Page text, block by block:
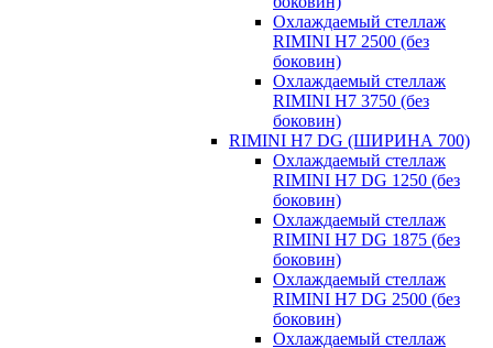
Охлаждаемый стеллаж
RIMINI H7 2500 (без
боковин)
Охлаждаемый стеллаж
RIMINI H7 3750 (без
боковин)
RIMINI H7 DG (ШИРИНА 700)
Охлаждаемый стеллаж
RIMINI H7 DG 1250 (без
боковин)
Охлаждаемый стеллаж
RIMINI H7 DG 1875 (без
боковин)
Охлаждаемый стеллаж
RIMINI H7 DG 2500 (без
боковин)
Охлаждаемый стеллаж